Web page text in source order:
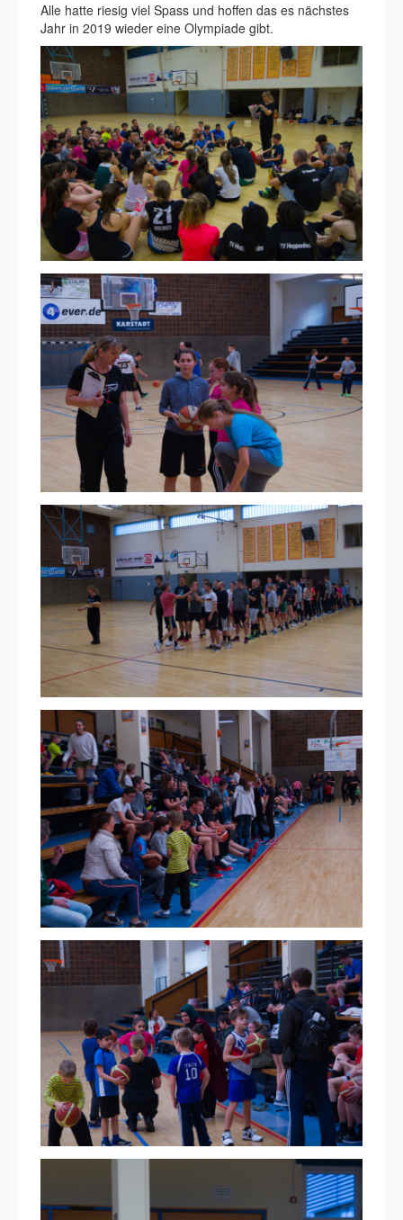
Alle hatte riesig viel Spass und hoffen das es nächstes
Jahr in 2019 wieder eine Olympiade gibt.